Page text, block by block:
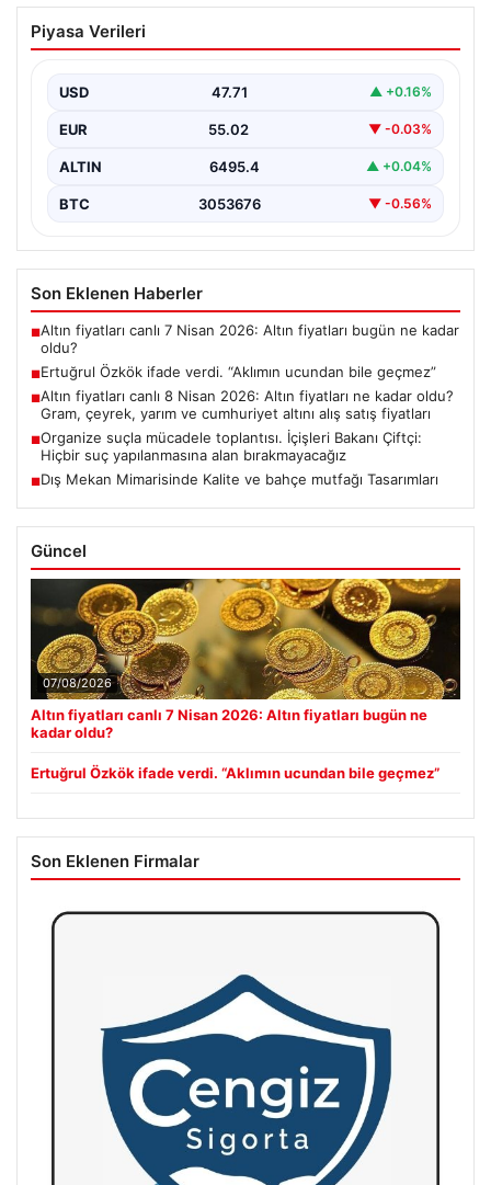
Ertuğrul Özkök ifade verdi. “Aklımın
ucundan bile geçmez”
Piyasa Verileri
USD 47.71 ▲ +0.16%
EUR 55.02 ▼ -0.03%
ALTIN 6495.4 ▲ +0.04%
BTC 3053676 ▼ -0.56%
Son Eklenen Haberler
■Altın fiyatları canlı 7 Nisan 2026: Altın fiyatları bugün ne kadar
oldu?
■Ertuğrul Özkök ifade verdi. “Aklımın ucundan bile geçmez”
■Altın fiyatları canlı 8 Nisan 2026: Altın fiyatları ne kadar oldu?
Gram, çeyrek, yarım ve cumhuriyet altını alış satış fiyatları
■Organize suçla mücadele toplantısı. İçişleri Bakanı Çiftçi:
Hiçbir suç yapılanmasına alan bırakmayacağız
■Dış Mekan Mimarisinde Kalite ve bahçe mutfağı Tasarımları
Güncel
07/08/2026
Altın fiyatları canlı 7 Nisan 2026: Altın fiyatları bugün ne
kadar oldu?
Ertuğrul Özkök ifade verdi. “Aklımın ucundan bile geçmez”
Son Eklenen Firmalar